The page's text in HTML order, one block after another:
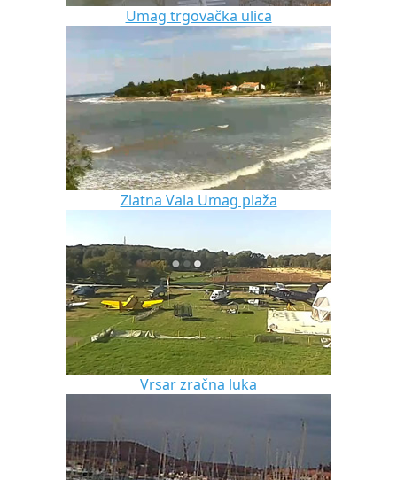
Umag trgovačka ulica
Zlatna Vala Umag plaža
Vrsar zračna luka